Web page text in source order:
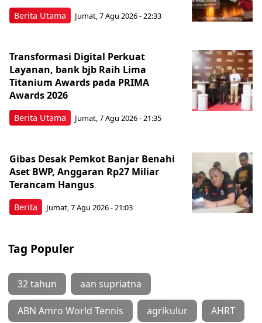
Berita Utama Jumat, 7 Agu 2026 - 22:33
Berita Utama
Transformasi Digital Perkuat
Layanan, bank bjb Raih Lima
Titanium Awards pada PRIMA
Awards 2026
Jumat, 7 Agu 2026 - 21:35
Berita
Gibas Desak Pemkot Banjar Benahi
Aset BWP, Anggaran Rp27 Miliar
Terancam Hangus
Jumat, 7 Agu 2026 - 21:03
Tag Populer
32 tahun aan supriatna
ABN Amro World Tennis agrikulur AHRT